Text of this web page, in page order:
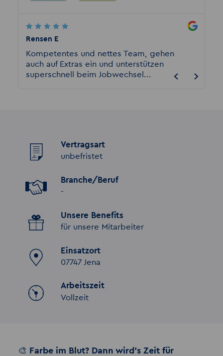
Rensen E
Kompetentes und nettes Team, gehen
auch auf Extras ein und unterstützen
superschnell beim Jobwechsel...
Vertragsart
unbefristet
Branche/Beruf
-
Unsere Benefits
für unsere Mitarbeiter
Einsatzort
07747 Jena
Arbeitszeit
Vollzeit
🎨 Farbe im Blut? Dann wird’s Zeit für